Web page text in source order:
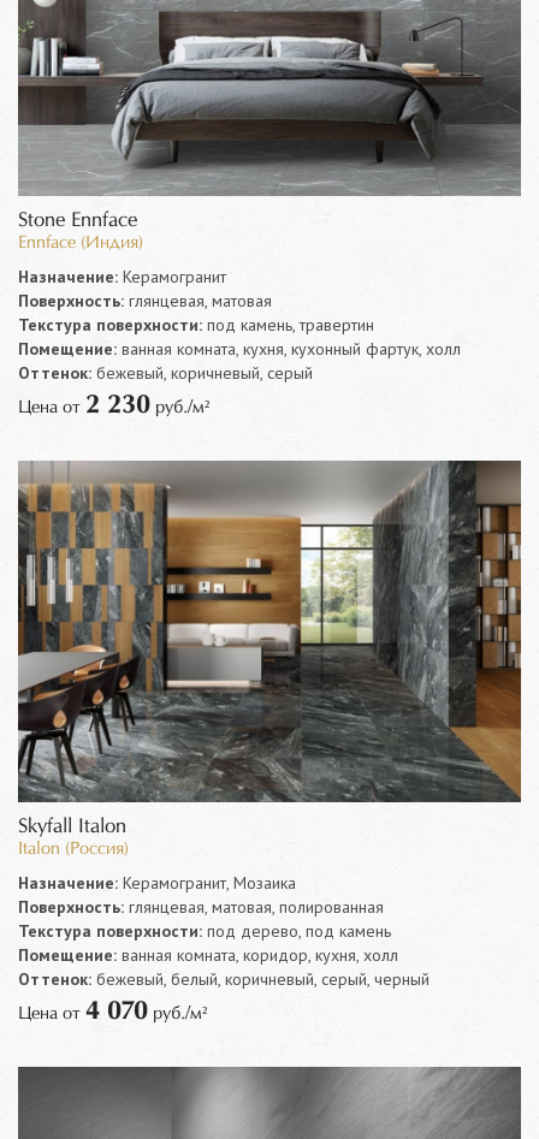
Stone Ennface
Ennface (Индия)
Назначение: Керамогранит
Поверхность: глянцевая, матовая
Текстура поверхности: под камень, травертин
Помещение: ванная комната, кухня, кухонный фартук, холл
Оттенок: бежевый, коричневый, серый
Цена от 2 230 руб./м²
Skyfall Italon
Italon (Россия)
Назначение: Керамогранит, Мозаика
Поверхность: глянцевая, матовая, полированная
Текстура поверхности: под дерево, под камень
Помещение: ванная комната, коридор, кухня, холл
Оттенок: бежевый, белый, коричневый, серый, черный
Цена от 4 070 руб./м²